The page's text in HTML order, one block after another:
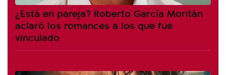
¿Está en pareja? Roberto García Moritán
aclaró los romances a los que fue
vinculado